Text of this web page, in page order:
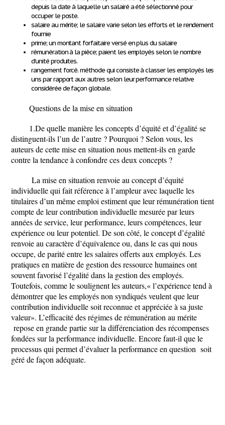
depuis la date à laquelle un salairé a été sélectionné pour
occuper le poste.
salaire au mérite; le salaire varie selon les efforts et le rendement
fournie
prime; un montant forfaitaire versé en plus du salaire
rémunération à la pièce; paient les employés selon le nombre
d’unité produites.
rangement forcé. méthode qui consiste à classer les employés les
uns par rapport aux autres selon leur performance relative
considérée de façon globale.
Questions de la mise en situation
1.De quelle manière les concepts d’équité et d’égalité se
distinguent-ils l’un de l’autre ? Pourquoi ? Selon vous, les
auteurs de cette mise en situation nous mettent-ils en garde
contre la tendance à confondre ces deux concepts ?
La mise en situation renvoie au concept d’équité
individuelle qui fait référence à l’ampleur avec laquelle les
titulaires d’un même emploi estiment que leur rémunération tient
compte de leur contribution individuelle mesurée par leurs
années de service, leur performance, leurs compétences, leur
expérience ou leur potentiel. De son côté, le concept d’égalité
renvoie au caractère d’équivalence ou, dans le cas qui nous
occupe, de parité entre les salaires offerts aux employés. Les
pratiques en matière de gestion des ressource humaines ont
souvent favorisé l’égalité dans la gestion des employés.
Toutefois, comme le soulignent les auteurs,« l’expérience tend à
démontrer que les employés non syndiqués veulent que leur
contribution individuelle soit reconnue et appréciée à sa juste
valeur». L’efficacité des régimes de rémunération au mérite
repose en grande partie sur la différenciation des récompenses
fondées sur la performance individuelle. Encore faut-il que le
processus qui permet d’évaluer la performance en question soit
géré de façon adéquate.